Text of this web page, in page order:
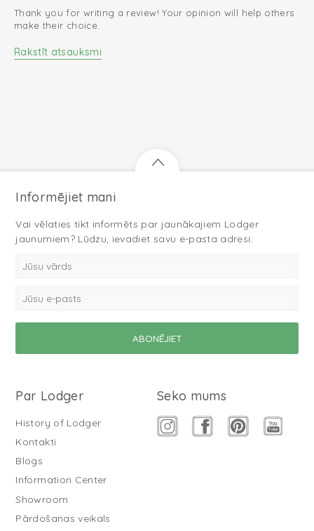
Thank you for writing a review! Your opinion will help others
make their choice.
Rakstīt atsauksmi
Informējiet mani
Vai vēlaties tikt informēts par jaunākajiem Lodger
jaunumiem? Lūdzu, ievadiet savu e-pasta adresi:
Par Lodger
History of Lodger
Kontakti
Blogs
Information Center
Showroom
Pārdošanas veikals
Seko mums